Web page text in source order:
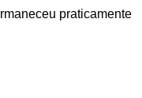
praticamente